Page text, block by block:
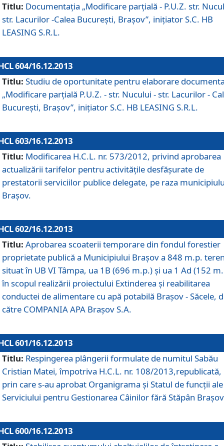
Titlu: Documentaţia „Modificare parţială - P.U.Z. str.
str. Lacurilor -Calea Bucureşti, Braşov”, iniţiator S.C. HB
LEASING S.R.L.
604/16.12.2013
Titlu: Studiu de oportunitate pentru elaborare
„Modificare parţială P.U.Z. - str. Nucului - str. Lacurilor -
Bucureşti, Braşov”, iniţiator S.C. HB LEASING S.R.L.
603/16.12.2013
Titlu: Modificarea H.C.L. nr. 573/2012, privind aprobarea
actualizării tarifelor pentru activităţile desfăşurate de
prestatorii serviciilor publice delegate, pe raza
Braşov.
602/16.12.2013
Titlu: Aprobarea scoaterii temporare din fondul forestier
proprietate publică a Municipiului Braşov a 848 m.p.
situat în UB VI Tâmpa, ua 1B (696 m.p.) şi ua 1 Ad (152
în scopul realizării proiectului Extinderea şi reabilitarea
conductei de alimentare cu apă potabilă Braşov - Săcele,
către COMPANIA APA Braşov S.A.
601/16.12.2013
Titlu: Respingerea plângerii formulate de numitul Sabău
Cristian Matei, împotriva H.C.L. nr. 108/2013,republicată,
prin care s-au aprobat Organigrama şi Statul de funcţii ale
Serviciului pentru Gestionarea Câinilor fără Stăpân
600/16.12.2013